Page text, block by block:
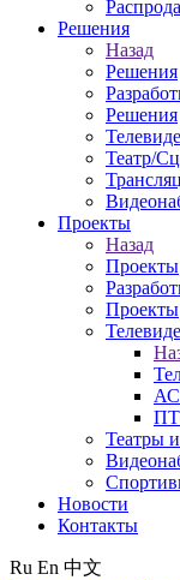
Решения
Назад
Решения
Решения
Театр/
Проекты
Назад
Проекты
Проекты
Театры
Новости
Контакты
Ru En 中文